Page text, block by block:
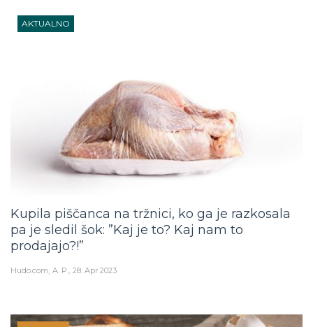
AKTUALNO
Kupila piščanca na tržnici, ko ga je razkosala
pa je sledil šok: ”Kaj je to? Kaj nam to
prodajajo?!”
Hudo.com A. P. 28. Apr 2023